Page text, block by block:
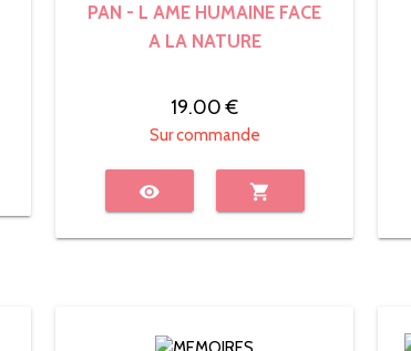
PAN - L AME HUMAINE FACE
A LA NATURE
19.00 €
Sur commande
visibility shopping_cart